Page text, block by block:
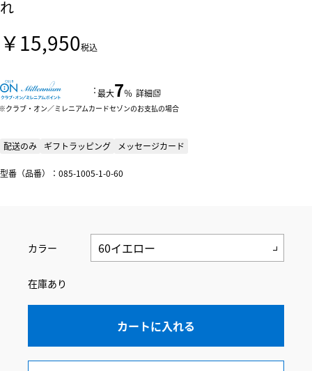
れ
￥15,950税込
：最大7％ 詳細
クラブ・オン／ミレニアムカードセゾンのお支払の場合
配送のみ ギフトラッピング メッセージカード
型番（品番）：085-1005-1-0-60
カラー
在庫あり
カートに入れる